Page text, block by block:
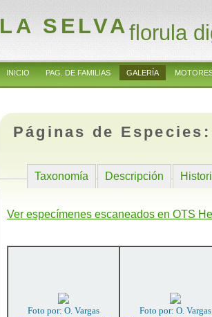
LA SELVAflorula
INICIO PAG. DE FAMILIAS GALERÍA
Páginas de
Taxonomía Descripción
Ver especímenes escaneados en OTS
Foto por: O. Vargas
Foto por: O. Vargas